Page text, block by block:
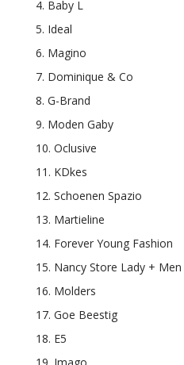
4. Baby L
5. Ideal
6. Magino
7. Dominique & Co
8. G-Brand
9. Moden Gaby
10. Oclusive
11. KDkes
12. Schoenen Spazio
13. Martieline
14. Forever Young Fashion
15. Nancy Store Lady + Men
16. Molders
17. Goe Beestig
18. E5